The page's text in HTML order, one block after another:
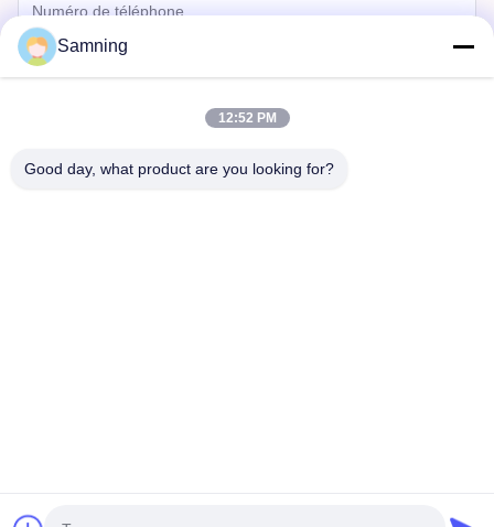
© 2026 Xi'An Daxi Houseware Co., Ltd. All Rights Reserved.
Samning
12:52 PM
Good day, what product are you looking for?